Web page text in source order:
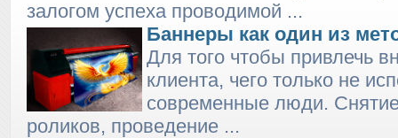
залогом успеха проводимой ...
Баннеры как один из
Для того чтобы привлечь
клиента, чего только не
современные люди.
роликов, проведение ...